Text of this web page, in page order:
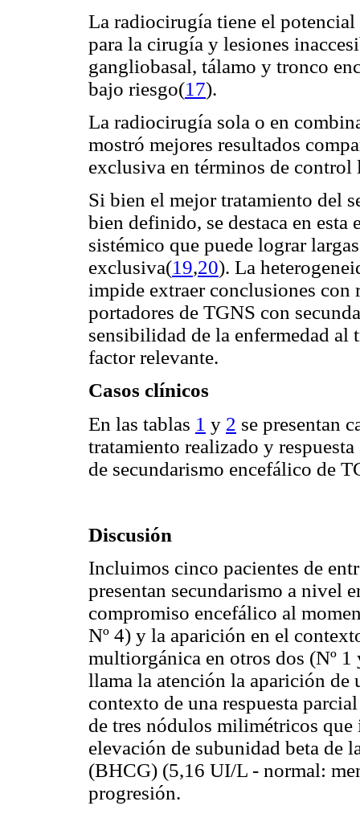
La radiocirugía tiene el
para la cirugía y lesiones
gangliobasal, tálamo y tronco
bajo riesgo(17).
La radiocirugía sola o en
mostró mejores resultados
exclusiva en términos de
Si bien el mejor tratamiento del
bien definido, se destaca en
sistémico que puede lograr
exclusiva(19,20). La
impide extraer conclusiones con
portadores de TGNS con
sensibilidad de la enfermedad al
factor relevante.
Casos clínicos
En las tablas 1 y 2 se presentan
tratamiento realizado y
de secundarismo encefálico de
Discusión
Incluimos cinco pacientes de
presentan secundarismo a nivel
compromiso encefálico al
Nº 4) y la aparición en el
multiorgánica en otros dos (Nº 1
llama la atención la aparición de
contexto de una respuesta
de tres nódulos milimétricos que
elevación de subunidad beta de
(BHCG) (5,16 UI/L - normal:
progresión.